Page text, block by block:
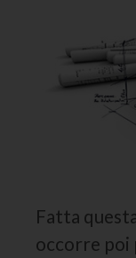
Fatta
occorre